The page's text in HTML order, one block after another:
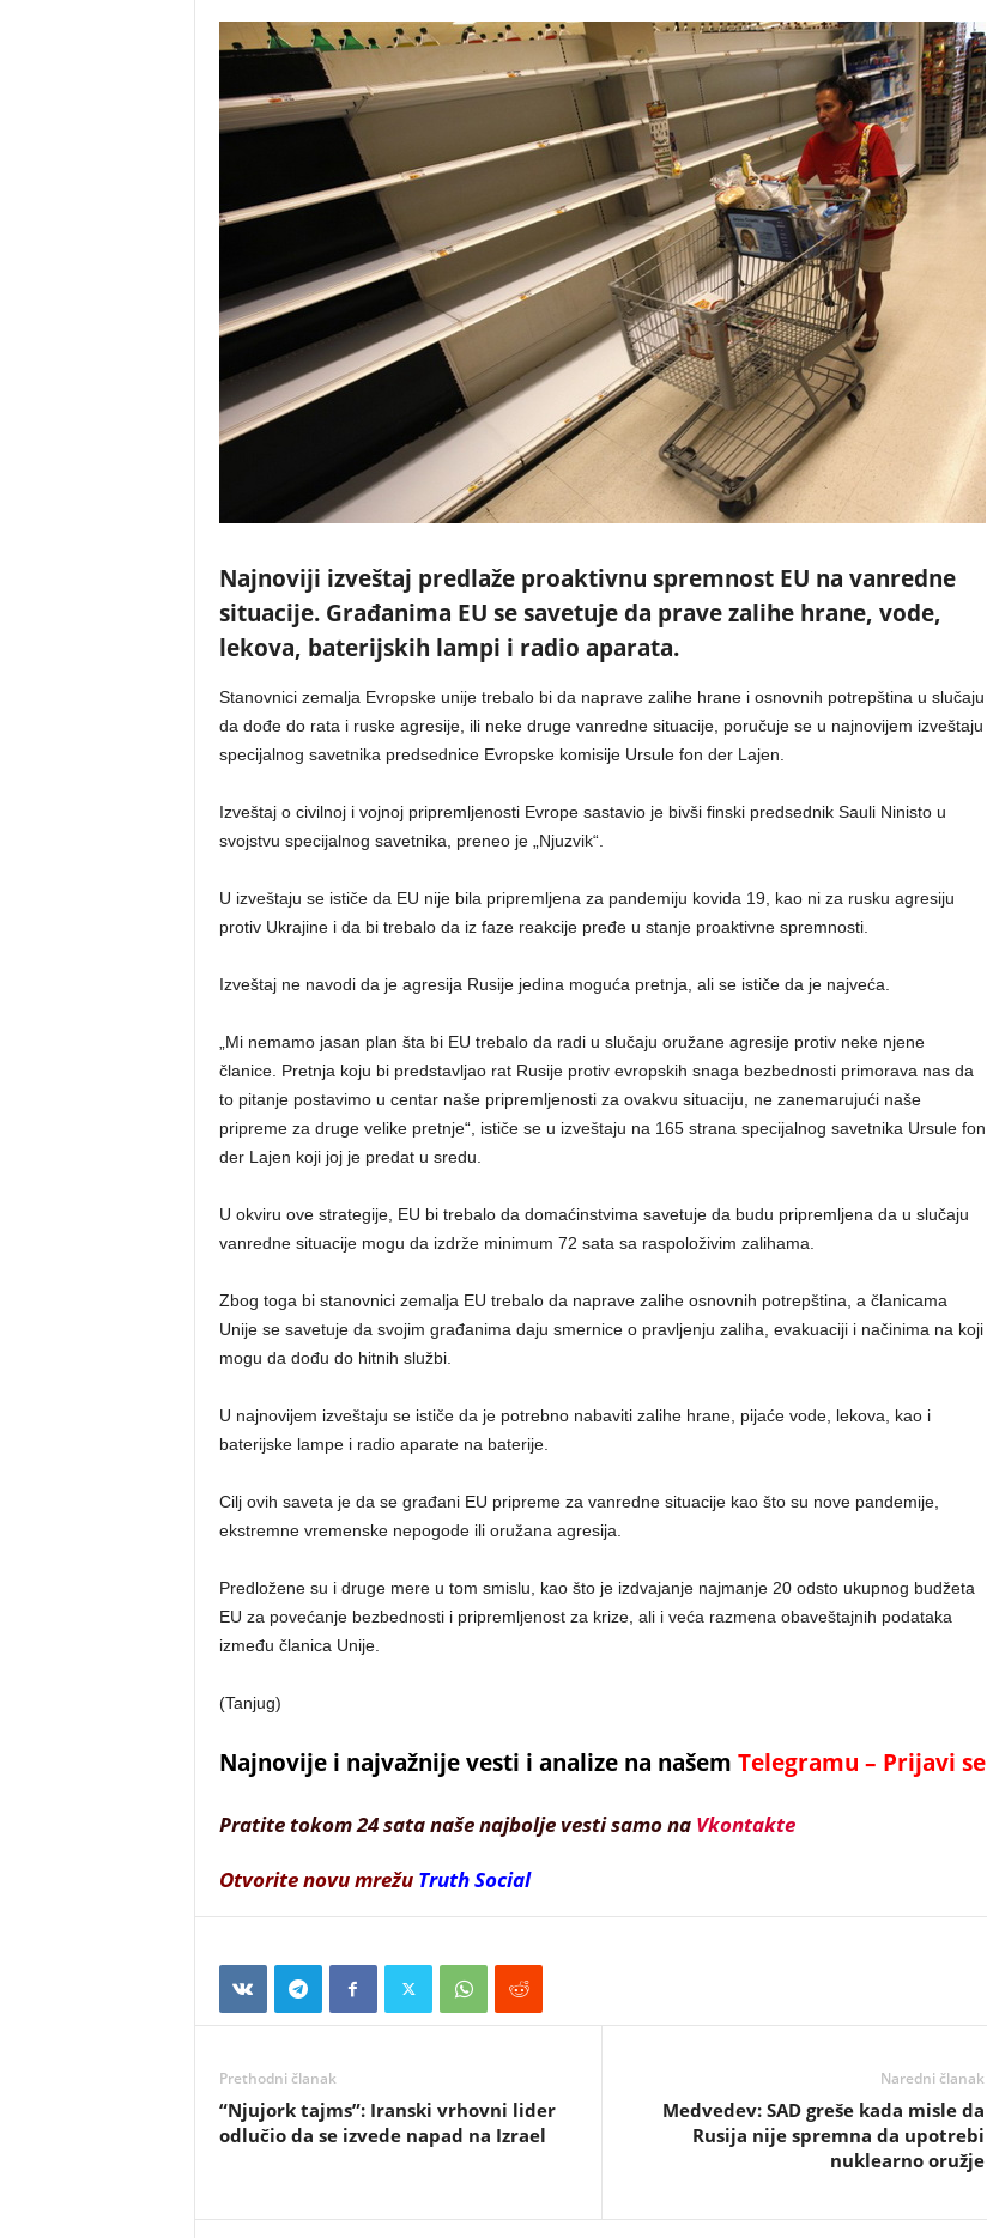
Najnoviji izveštaj predlaže proaktivnu spremnost EU na vanredne
situacije. Građanima EU se savetuje da prave zalihe hrane, vode,
lekova, baterijskih lampi i radio aparata.
Stanovnici zemalja Evropske unije trebalo bi da naprave zalihe hrane i osnovnih potrepština u slučaju
da dođe do rata i ruske agresije, ili neke druge vanredne situacije, poručuje se u najnovijem izveštaju
specijalnog savetnika predsednice Evropske komisije Ursule fon der Lajen.
Izveštaj o civilnoj i vojnoj pripremljenosti Evrope sastavio je bivši finski predsednik Sauli Ninisto u
svojstvu specijalnog savetnika, preneo je „Njuzvik“.
U izveštaju se ističe da EU nije bila pripremljena za pandemiju kovida 19, kao ni za rusku agresiju
protiv Ukrajine i da bi trebalo da iz faze reakcije pređe u stanje proaktivne spremnosti.
Izveštaj ne navodi da je agresija Rusije jedina moguća pretnja, ali se ističe da je najveća.
„Mi nemamo jasan plan šta bi EU trebalo da radi u slučaju oružane agresije protiv neke njene
članice. Pretnja koju bi predstavljao rat Rusije protiv evropskih snaga bezbednosti primorava nas da
to pitanje postavimo u centar naše pripremljenosti za ovakvu situaciju, ne zanemarujući naše
pripreme za druge velike pretnje“, ističe se u izveštaju na 165 strana specijalnog savetnika Ursule fon
der Lajen koji joj je predat u sredu.
U okviru ove strategije, EU bi trebalo da domaćinstvima savetuje da budu pripremljena da u slučaju
vanredne situacije mogu da izdrže minimum 72 sata sa raspoloživim zalihama.
Zbog toga bi stanovnici zemalja EU trebalo da naprave zalihe osnovnih potrepština, a članicama
Unije se savetuje da svojim građanima daju smernice o pravljenju zaliha, evakuaciji i načinima na koji
mogu da dođu do hitnih službi.
U najnovijem izveštaju se ističe da je potrebno nabaviti zalihe hrane, pijaće vode, lekova, kao i
baterijske lampe i radio aparate na baterije.
Cilj ovih saveta je da se građani EU pripreme za vanredne situacije kao što su nove pandemije,
ekstremne vremenske nepogode ili oružana agresija.
Predložene su i druge mere u tom smislu, kao što je izdvajanje najmanje 20 odsto ukupnog budžeta
EU za povećanje bezbednosti i pripremljenost za krize, ali i veća razmena obaveštajnih podataka
između članica Unije.
(Tanjug)
Najnovije i najvažnije vesti i analize na našem Telegramu – Prijavi se
Pratite tokom 24 sata naše najbolje vesti samo na Vkontakte
Otvorite novu mrežu Truth Social
Prethodni članak
“Njujork tajms”: Iranski vrhovni lider
odlučio da se izvede napad na Izrael
Naredni članak
Medvedev: SAD greše kada misle da
Rusija nije spremna da upotrebi
nuklearno oružje